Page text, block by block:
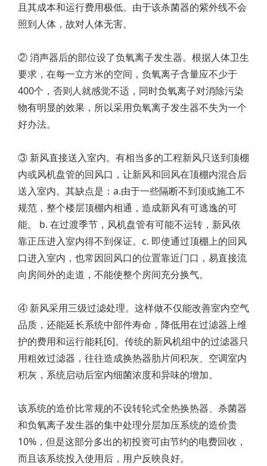
且其成本和运行费用极低。由于该杀菌器的紫外线不会
照到人体，故对人体无害。
② 消声器后的部位设了负氧离子发生器。根据人体卫生
要求，在每一立方米的空间，负氧离子含量应不少于
400个，否则人就感觉不适，同时负氧离子对消除污染
物有明显的效果，所以采用负氧离子发生器不失为一个
好办法。
③ 新风直接送入室内。有相当多的工程新风只送到顶棚
内或风机盘管的回风口，让新风和回风在顶棚内混合后
送入室内。其缺点是：a.由于一些隔断不到顶或施工不
规范，整个楼层顶棚内相通，造成新风有可逃逸的可
能。 b. 在过渡季节，风机盘管有可能不运转，新风依
靠正压进入室内得不到保证。c. 即使通过顶棚上的回风
口进入室内，也常因回风口的位置靠近门口，易直接流
向房间外的走道，不能使整个房间充分换气。
④ 新风采用三级过滤处理。这样做不仅能改善室内空气
品质，还能延长系统中部件寿命，降低用在过滤器上维
护的费用和运行能耗[6]。传统的新风机组中的过滤器只
用粗效过滤器，往往造成换热器肋片间积灰、空调室内
积灰，系统启动后室内细菌浓度和异味的增加。
该系统的造价比常规的不设转轮式全热换热器、杀菌器
和负氧离子发生器的集中处理分层加压系统的造价贵
10%，但是这部分多出的初投资可由节约的电费回收，
而且该系统投入使用后，用户反映良好。